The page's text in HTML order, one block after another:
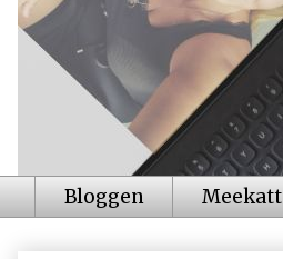
Bloggen Meekatt